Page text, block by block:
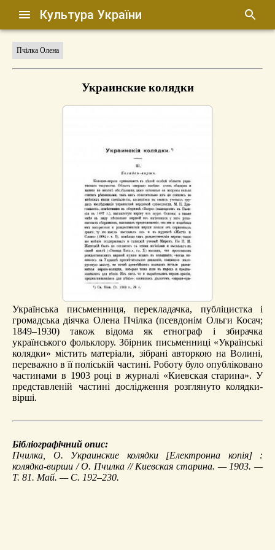
Культура України
Пчілка Олена
Украинские колядки
Українська письменниця, перекладачка, публіцистка і
громадська діячка Олена Пчілка (псевдонім Ольги Косач;
1849–1930) також відома як етнограф і збирачка
українського фольклору. Збірник письменниці «Українські
колядки» містить матеріали, зібрані авторкою на Волині,
переважно в її поліській частині. Роботу було опубліковано
частинами в 1903 році в журналі «Киевская старина». У
представленій частині дослідження розглянуто колядки-
вірші.
Бібліографічний опис:
Пчилка, О. Украинские колядки[Електронна копія] :
колядка-вирши / О. Пчилка // Киевская старина. — 1903. —
Т. 81. Май. — С. 192–230.